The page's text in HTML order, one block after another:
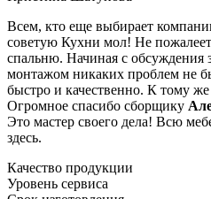
Всем, кто еще выбирает
советую Кухни мол! Не
спальню. Начиная с обсуждения
монтажом никаких проблем не
быстро и качественно. К тому
Огромное спасибо сборщику
Это мастер своего дела! Всю
здесь.
Качество продукции
Уровень сервиса